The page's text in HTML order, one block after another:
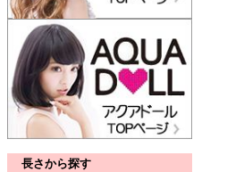
長さから探す